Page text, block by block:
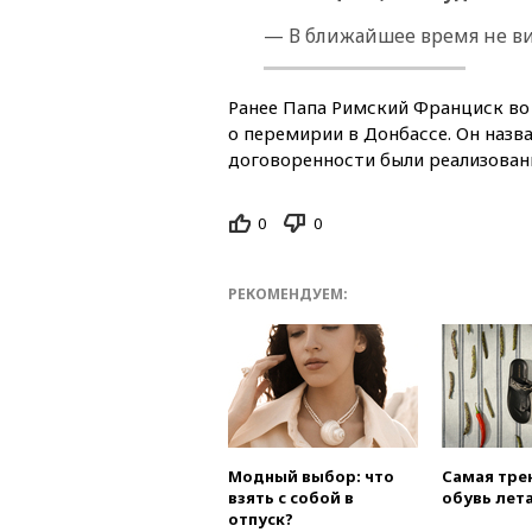
— В ближайшее время не
Ранее Папа Римский Франциск
о перемирии в Донбассе. Он
договоренности были
0 0
РЕКОМЕНДУЕМ:
Модный выбор: что
взять с собой в
отпуск?
Самая
обувь